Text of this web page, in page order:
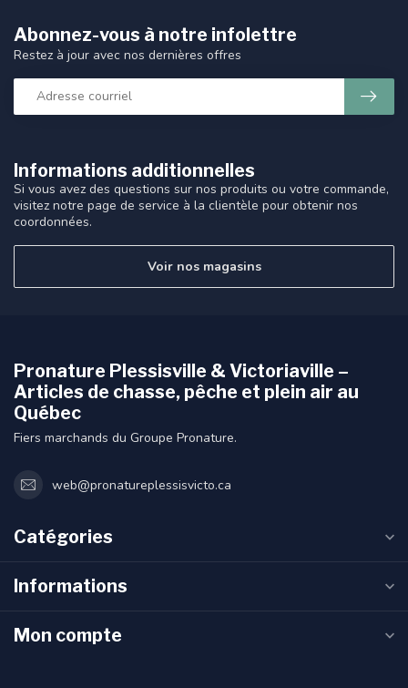
Informations additionnelles
Si vous avez des questions sur nos produits ou votre commande,
visitez notre page de service à la clientèle pour obtenir nos
coordonnées.
Voir nos magasins
Abonnez-vous à notre infolettre
Restez à jour avec nos dernières offres
Pronature Plessisville & Victoriaville –
Articles de chasse, pêche et plein air au
Québec
Fiers marchands du Groupe Pronature.
web@pronatureplessisvicto.ca
Catégories
Informations
Mon compte